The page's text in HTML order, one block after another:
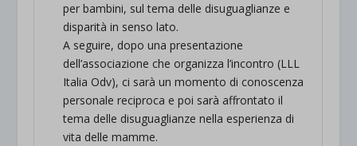
per bambini, sul tema delle disuguaglianze e
disparità in senso lato.
A seguire, dopo una presentazione
dell’associazione che organizza l’incontro (LLL
Italia Odv), ci sarà un momento di conoscenza
personale reciproca e poi sarà affrontato il
tema delle disuguaglianze nella esperienza di
vita delle mamme.